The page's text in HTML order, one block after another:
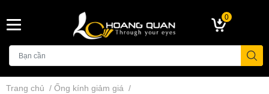
0
Trang chủ / Ống kính giảm giá /